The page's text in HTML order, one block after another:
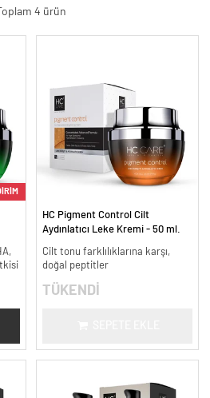
4 ürün
HC Pigment Control Cilt
Aydınlatıcı Leke Kremi - 50 ml.
Cilt tonu farklılıklarına karşı,
doğal peptitler
TÜKENDİ